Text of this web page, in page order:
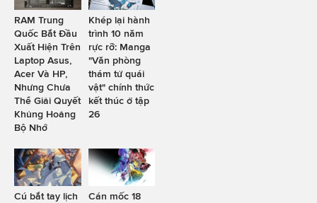
RAM Trung
Quốc Bắt Đầu
Xuất Hiện Trên
Laptop Asus,
Acer Và HP,
Nhưng Chưa
Thể Giải Quyết
Khủng Hoảng
Bộ Nhớ
Khép lại hành
trình 10 năm
rực rỡ: Manga
"Văn phòng
thám tử quái
vật" chính thức
kết thúc ở tập
26
Cú bắt tay lịch
Cán mốc 18